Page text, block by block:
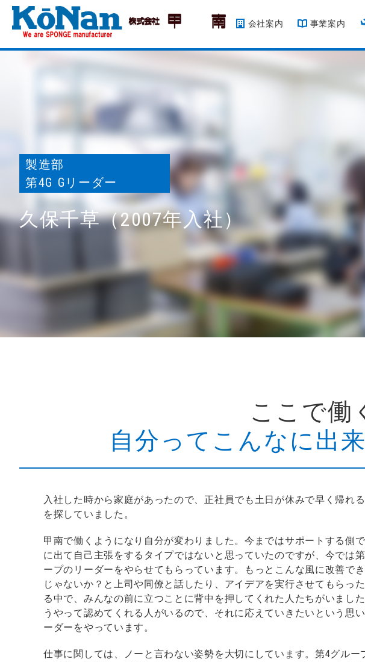
会社案内 事業案内
製造部
第4G Gリーダー
久保千草（2007年入社）
ここで働
自分ってこんなに出来
入社した時から家庭があったので、正社員でも土日が休みで早く帰れ
を探していました。
甲南で働くようになり自分が変わりました。今まではサポートする側
に出て自己主張をするタイプではないと思っていたのですが、今では
ープのリーダーをやらせてもらっています。もっとこんな風に改善で
じゃないか？と上司や同僚と話したり、アイデアを実行させてもらっ
る中で、みんなの前に立つことに背中を押してくれた人たちがいまし
うやって認めてくれる人がいるので、それに応えていきたいという思い
ーダーをやっています。
仕事に関しては、ノーと言わない姿勢を大切にしています。第4グルー